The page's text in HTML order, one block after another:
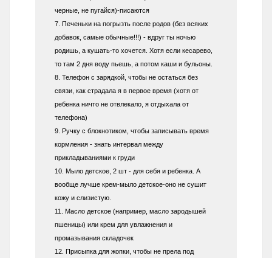
черные, не пугайся)-писаются
7. Печеньки на погрызть после родов (без всяких
добавок, самые обычные!!!) - вдруг ты ночью
родишь, а кушать-то хочется. Хотя если кесарево,
то там 2 дня воду пьешь, а потом каши и бульоны.
8. Телефон с зарядкой, чтобы не остаться без
связи, как страдала я в первое время (хотя от
ребенка ничто не отвлекало, я отдыхала от
телефона)
9. Ручку с блокнотиком, чтобы записывать время
кормления - знать интервал между
прикладываниями к груди
10. Мыло детское, 2 шт - для себя и ребенка. А
вообще лучше крем-мыло детское-оно не сушит
кожу и слизистую.
11. Масло детское (например, масло зародышей
пшеницы) или крем для увлажнения и
промазывания складочек
12. Присыпка для жопки, чтобы не прела под